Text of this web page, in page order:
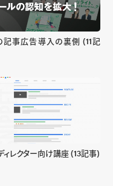
記事広告導入の裏側 (11記
ィレクター向け講座 (13記事)